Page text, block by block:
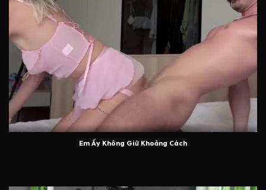
Em Ấy Không Giữ Khoảng Cách